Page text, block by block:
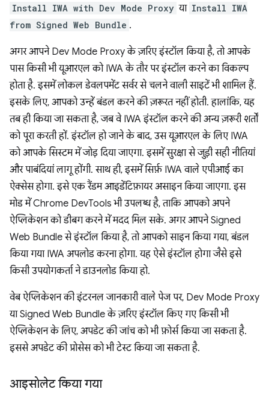
Install IWA with Dev Mode Proxy या Install IWA
from Signed Web Bundle .
अगर आपने Dev Mode Proxy के ज़रिए इंस्टॉल किया है, तो आपके
पास किसी भी यूआरएल को IWA के तौर पर इंस्टॉल करने का विकल्प
होता है. इसमें लोकल डेवलपमेंट सर्वर से चलने वाली साइटें भी शामिल हैं.
इसके लिए, आपको उन्हें बंडल करने की ज़रूरत नहीं होती. हालांकि, यह
तब ही किया जा सकता है, जब वे IWA इंस्टॉल करने की अन्य ज़रूरी शर्तों
को पूरा करती हों. इंस्टॉल हो जाने के बाद, उस यूआरएल के लिए IWA
को आपके सिस्टम में जोड़ दिया जाएगा. इसमें सुरक्षा से जुड़ी सही नीतियां
और पाबंदियां लागू होंगी. साथ ही, इसमें सिर्फ़ IWA वाले एपीआई का
ऐक्सेस होगा. इसे एक रैंडम आइडेंटिफ़ायर असाइन किया जाएगा. इस
मोड में Chrome DevTools भी उपलब्ध है, ताकि आपको अपने
ऐप्लिकेशन को डीबग करने में मदद मिल सके. अगर आपने Signed
Web Bundle से इंस्टॉल किया है, तो आपको साइन किया गया, बंडल
किया गया IWA अपलोड करना होगा. यह ऐसे इंस्टॉल होगा जैसे इसे
किसी उपयोगकर्ता ने डाउनलोड किया हो.
वेब ऐप्लिकेशन की इंटरनल जानकारी वाले पेज पर, Dev Mode Proxy
या Signed Web Bundle के ज़रिए इंस्टॉल किए गए किसी भी
ऐप्लिकेशन के लिए, अपडेट की जांच को भी फ़ोर्स किया जा सकता है.
इससे अपडेट की प्रोसेस को भी टेस्ट किया जा सकता है.
आइसोलेट किया गया